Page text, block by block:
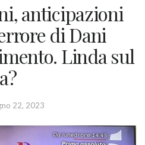
anticipazioni
di Dani
Linda sul
22, 2023